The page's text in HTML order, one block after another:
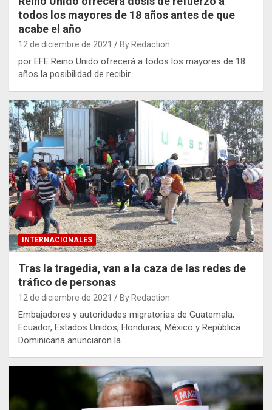
todos los mayores de 18 años antes de que
acabe el año
12 de diciembre de 2021 By Redaction
por EFE Reino Unido ofrecerá a todos los mayores de 18
años la posibilidad de recibir…
INTERNACIONALES
Tras la tragedia, van a la caza de las redes de
tráfico de personas
12 de diciembre de 2021 By Redaction
Embajadores y autoridades migratorias de Guatemala,
Ecuador, Estados Unidos, Honduras, México y República
Dominicana anunciaron la…